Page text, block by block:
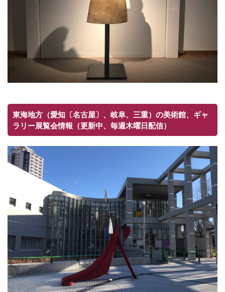
東海地方（愛知〔名古屋〕、岐阜、三重）の美術館、ギャ
ラリー展覧会情報（更新中、毎週木曜日配信）